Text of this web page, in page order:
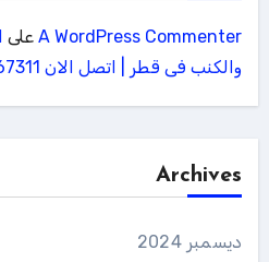
A WordPress Commenterعلى
والكنب فى قطر | اتصل الان 70067311
Archives
ديسمبر 2024